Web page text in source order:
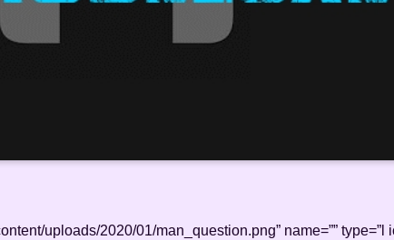
uploads/2020/01/man_question.png” name=”” type=”l